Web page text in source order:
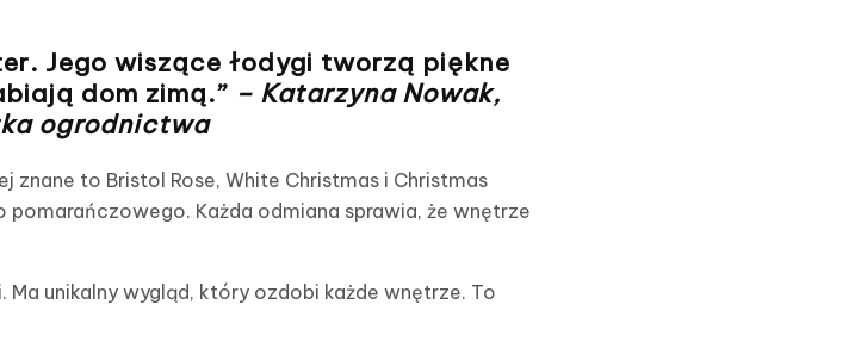
Jego wiszące łodygi tworzą piękne
dom zimą.” – Katarzyna Nowak,
ogrodnictwa
znane to Bristol Rose, White Christmas i Christmas
Każda odmiana sprawia, że wnętrze
unikalny wygląd, który ozdobi każde wnętrze. To